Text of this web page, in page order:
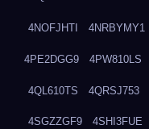
4NOFJHTI 4NRBYMY1
4PE2DGG9 4PW810LS
4QL610TS 4QRSJ753
4SGZZGF9 4SHI3FUE